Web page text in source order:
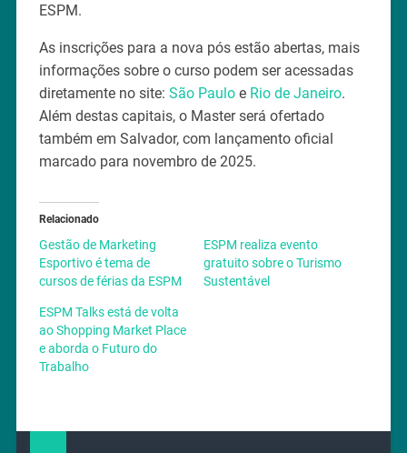
ESPM.
As inscrições para a nova pós estão abertas, mais
informações sobre o curso podem ser acessadas
diretamente no site: São Pauloe Rio de Janeiro.
Além destas capitais, o Master será ofertado
também em Salvador, com lançamento oficial
marcado para novembro de 2025.
Relacionado
Gestão de Marketing
Esportivo é tema de
cursos de férias da ESPM
ESPM realiza evento
gratuito sobre o Turismo
Sustentável
ESPM Talks está de volta
ao Shopping Market Place
e aborda o Futuro do
Trabalho